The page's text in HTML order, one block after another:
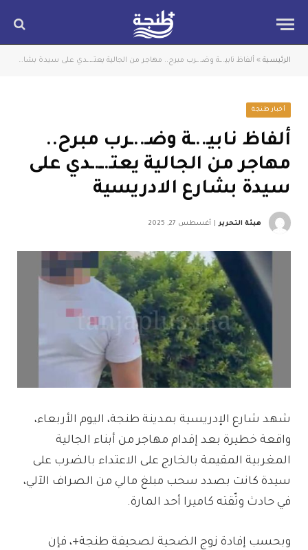
الرئيسية » ألفاظ نابيـ..ـة وضـ..ـرب مبرح.. مهاجر من الجالية يعتـ.ــ.ـدي على سيدة بشارع الادريسية
أخبار طنجة
ألفاظ نابيـ..ـة وضـ..ـرب مبرح..
مهاجر من الجالية يعتـ.ــ.ـدي على
سيدة بشارع الادريسية
هيئة التحرير أغسطس 27, 2025
شهد شارع الإدريسية بمدينة طنجة، اليوم الأربعاء،
واقعة خطيرة بعد إقدام مهاجر من أبناء الجالية
المغربية المقيمة بالخارج على الاعتداء بالضرب على
سيدة كانت بصدد سحب مبلغ مالي من الصراف الآلي،
في حادث وثّقته كاميرا أحد المارة.
وبحسب إفادة زوج الضحية لصحيفة طنجة+، فإن